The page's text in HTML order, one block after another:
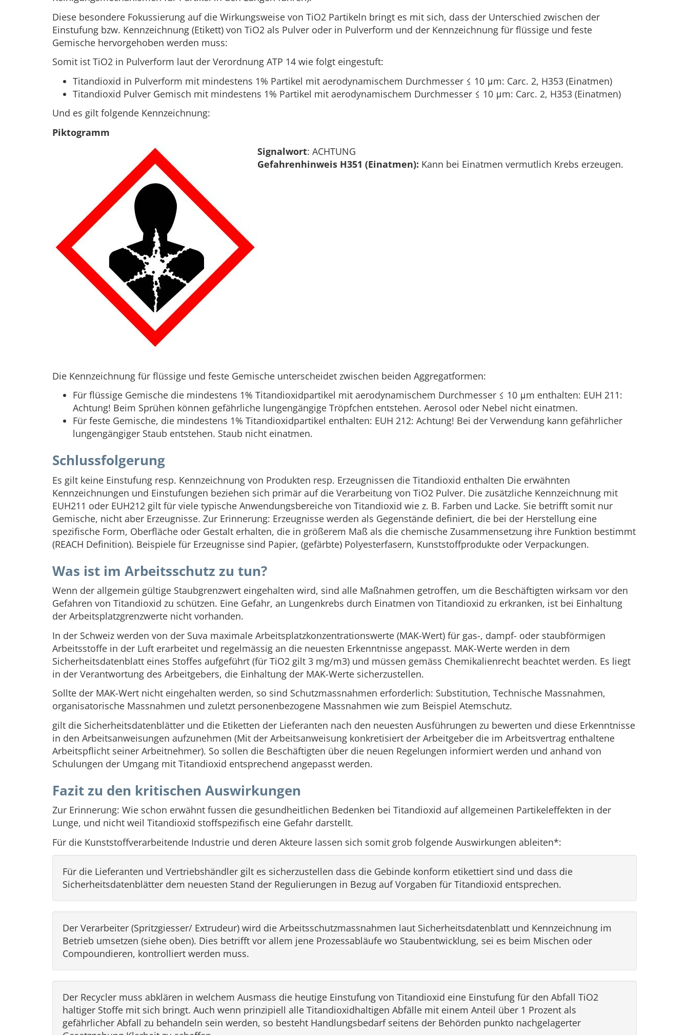
Diese besondere Fokussierung auf die Wirkungsweise von TiO2 Partikeln bringt es mit sich, dass der Unterschied zwischen der
Einstufung bzw. Kennzeichnung (Etikett) von TiO2 als Pulver oder in Pulverform und der Kennzeichnung für flüssige und feste
Gemische hervorgehoben werden muss:
Somit ist TiO2 in Pulverform laut der Verordnung ATP 14 wie folgt eingestuft:
Titandioxid in Pulverform mit mindestens 1% Partikel mit aerodynamischem Durchmesser ≤ 10 μm: Carc. 2, H353 (Einatmen)
Titandioxid Pulver Gemisch mit mindestens 1% Partikel mit aerodynamischem Durchmesser ≤ 10 μm: Carc. 2, H353 (Einatmen)
Und es gilt folgende Kennzeichnung:
Piktogramm
Signalwort: ACHTUNG
Gefahrenhinweis H351 (Einatmen): Kann bei Einatmen vermutlich Krebs erzeugen.
Die Kennzeichnung für flüssige und feste Gemische unterscheidet zwischen beiden Aggregatformen:
Für flüssige Gemische die mindestens 1% Titandioxidpartikel mit aerodynamischem Durchmesser ≤ 10 μm enthalten: EUH 211:
Achtung! Beim Sprühen können gefährliche lungengängige Tröpfchen entstehen. Aerosol oder Nebel nicht einatmen.
Für feste Gemische, die mindestens 1% Titandioxidpartikel enthalten: EUH 212: Achtung! Bei der Verwendung kann gefährlicher
lungengängiger Staub entstehen. Staub nicht einatmen.
Schlussfolgerung
Es gilt keine Einstufung resp. Kennzeichnung von Produkten resp. Erzeugnissen die Titandioxid enthalten Die erwähnten
Kennzeichnungen und Einstufungen beziehen sich primär auf die Verarbeitung von TiO2 Pulver. Die zusätzliche Kennzeichnung mit
EUH211 oder EUH212 gilt für viele typische Anwendungsbereiche von Titandioxid wie z. B. Farben und Lacke. Sie betrifft somit nur
Gemische, nicht aber Erzeugnisse. Zur Erinnerung: Erzeugnisse werden als Gegenstände definiert, die bei der Herstellung eine
spezifische Form, Oberfläche oder Gestalt erhalten, die in größerem Maß als die chemische Zusammensetzung ihre Funktion bestimmt
(REACH Definition). Beispiele für Erzeugnisse sind Papier, (gefärbte) Polyesterfasern, Kunststoffprodukte oder Verpackungen.
Was ist im Arbeitsschutz zu tun?
Wenn der allgemein gültige Staubgrenzwert eingehalten wird, sind alle Maßnahmen getroffen, um die Beschäftigten wirksam vor den
Gefahren von Titandioxid zu schützen. Eine Gefahr, an Lungenkrebs durch Einatmen von Titandioxid zu erkranken, ist bei Einhaltung
der Arbeitsplatzgrenzwerte nicht vorhanden.
In der Schweiz werden von der Suva maximale Arbeitsplatzkonzentrationswerte (MAK-Wert) für gas-, dampf- oder staubförmigen
Arbeitsstoffe in der Luft erarbeitet und regelmässig an die neuesten Erkenntnisse angepasst. MAK-Werte werden in dem
Sicherheitsdatenblatt eines Stoffes aufgeführt (für TiO2 gilt 3 mg/m3) und müssen gemäss Chemikalienrecht beachtet werden. Es liegt
in der Verantwortung des Arbeitgebers, die Einhaltung der MAK-Werte sicherzustellen.
Sollte der MAK-Wert nicht eingehalten werden, so sind Schutzmassnahmen erforderlich: Substitution, Technische Massnahmen,
organisatorische Massnahmen und zuletzt personenbezogene Massnahmen wie zum Beispiel Atemschutz.
gilt die Sicherheitsdatenblätter und die Etiketten der Lieferanten nach den neuesten Ausführungen zu bewerten und diese Erkenntnisse
in den Arbeitsanweisungen aufzunehmen (Mit der Arbeitsanweisung konkretisiert der Arbeitgeber die im Arbeitsvertrag enthaltene
Arbeitspflicht seiner Arbeitnehmer). So sollen die Beschäftigten über die neuen Regelungen informiert werden und anhand von
Schulungen der Umgang mit Titandioxid entsprechend angepasst werden.
Fazit zu den kritischen Auswirkungen
Zur Erinnerung: Wie schon erwähnt fussen die gesundheitlichen Bedenken bei Titandioxid auf allgemeinen Partikeleffekten in der
Lunge, und nicht weil Titandioxid stoffspezifisch eine Gefahr darstellt.
Für die Kunststoffverarbeitende Industrie und deren Akteure lassen sich somit grob folgende Auswirkungen ableiten*:
Für die Lieferanten und Vertriebshändler gilt es sicherzustellen dass die Gebinde konform etikettiert sind und dass die
Sicherheitsdatenblätter dem neuesten Stand der Regulierungen in Bezug auf Vorgaben für Titandioxid entsprechen.
Der Verarbeiter (Spritzgiesser/ Extrudeur) wird die Arbeitsschutzmassnahmen laut Sicherheitsdatenblatt und Kennzeichnung im
Betrieb umsetzen (siehe oben). Dies betrifft vor allem jene Prozessabläufe wo Staubentwicklung, sei es beim Mischen oder
Compoundieren, kontrolliert werden muss.
Der Recycler muss abklären in welchem Ausmass die heutige Einstufung von Titandioxid eine Einstufung für den Abfall TiO2
haltiger Stoffe mit sich bringt. Auch wenn prinzipiell alle Titandioxidhaltigen Abfälle mit einem Anteil über 1 Prozent als
gefährlicher Abfall zu behandeln sein werden, so besteht Handlungsbedarf seitens der Behörden punkto nachgelagerter